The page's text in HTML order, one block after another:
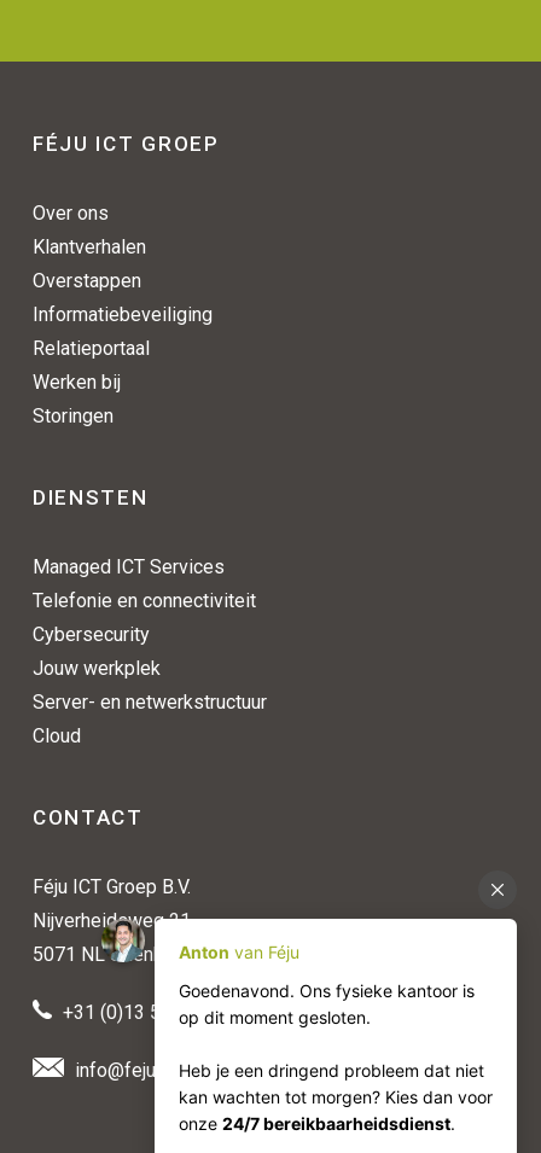
FÉJU ICT GROEP
Over ons
Klantverhalen
Overstappen
Informatiebeveiliging
Relatieportaal
Werken bij
Storingen
DIENSTEN
Managed ICT Services
Telefonie en connectiviteit
Cybersecurity
Jouw werkplek
Server- en netwerkstructuur
Cloud
CONTACT
Féju ICT Groep B.V.
Nijverheidsweg 21
5071 NL Udenhout
+31 (0)13 511 50 88
info@feju.nl